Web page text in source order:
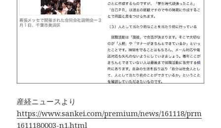
産経ニュースより
https://www.sankei.com/premium/news/161118/prm
1611180003-n1.html